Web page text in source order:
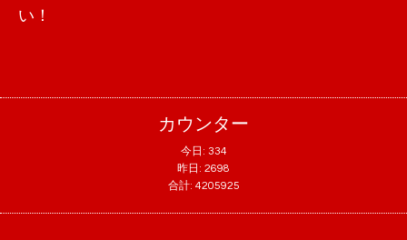
い！
カウンター
今日: 334
昨日: 2698
合計: 4205925